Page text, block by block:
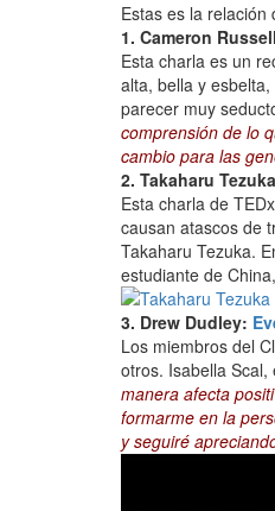
Estas es la
1. Cameron
Esta charla es un
alta, bella y
parecer muy
comprensión de lo
cambio para las
2. Takaharu
Esta charla de
causan atascos de
Takaharu Tezuka.
estudiante de
3. Drew Dudley:
Los miembros del
otros. Isabella
manera afecta
formarme en la
y seguiré